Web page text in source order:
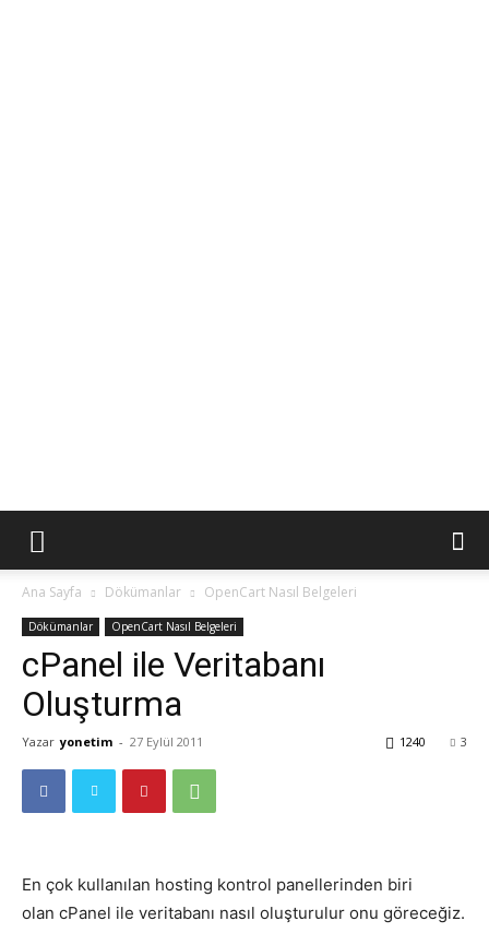
Ana Sayfa Dökümanlar OpenCart Nasıl Belgeleri
Dökümanlar OpenCart Nasıl Belgeleri
cPanel ile Veritabanı
Oluşturma
Yazar yonetim - 27 Eylül 2011 3
1240
En çok kullanılan hosting kontrol panellerinden biri
olan cPanel ile veritabanı nasıl oluşturulur onu göreceğiz.